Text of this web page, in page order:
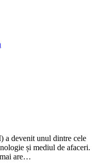
devenit unul dintre cele
și mediul de afaceri.
mai are…